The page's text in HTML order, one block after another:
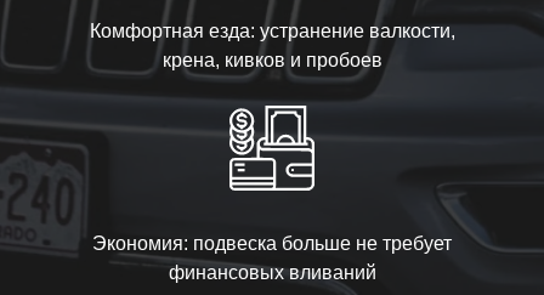
Комфортная езда: устранение валкости,
крена, кивков и пробоев
Экономия: подвеска больше не требует
финансовых вливаний